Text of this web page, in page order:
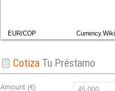
EUR/COP Currency.Wiki
Cotiza Tu Préstamo
Amount (€)